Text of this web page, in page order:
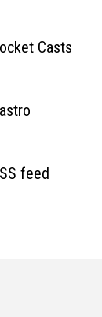
Casts
feed